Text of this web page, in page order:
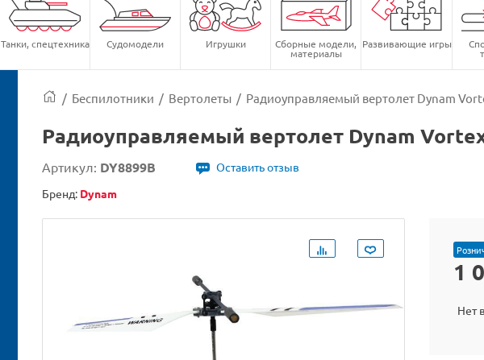
Танки, спецтехника Судомодели Игрушки Сборные модели,
материалы
Развивающие игры
/ Беспилотники / Вертолеты / Радиоуправляемый вертолет Dynam
Радиоуправляемый вертолет Dynam Vortex
Артикул: DY8899B
Оставить отзыв
Бренд: Dynam
1
Нет